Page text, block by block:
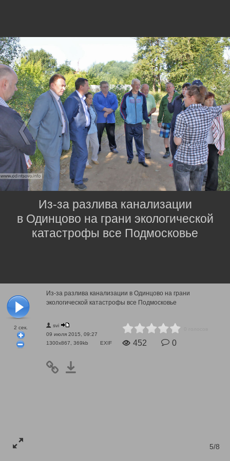
2 сек.
Из-за разлива канализации в Одинцово на грани
экологической катастрофы все Подмосковье
svi
09 июля 2015, 09:27
1300x867, 369kb
EXIF 452 0
5/8
Из-за разлива канализации
в Одинцово на грани экологической
катастрофы все Подмосковье